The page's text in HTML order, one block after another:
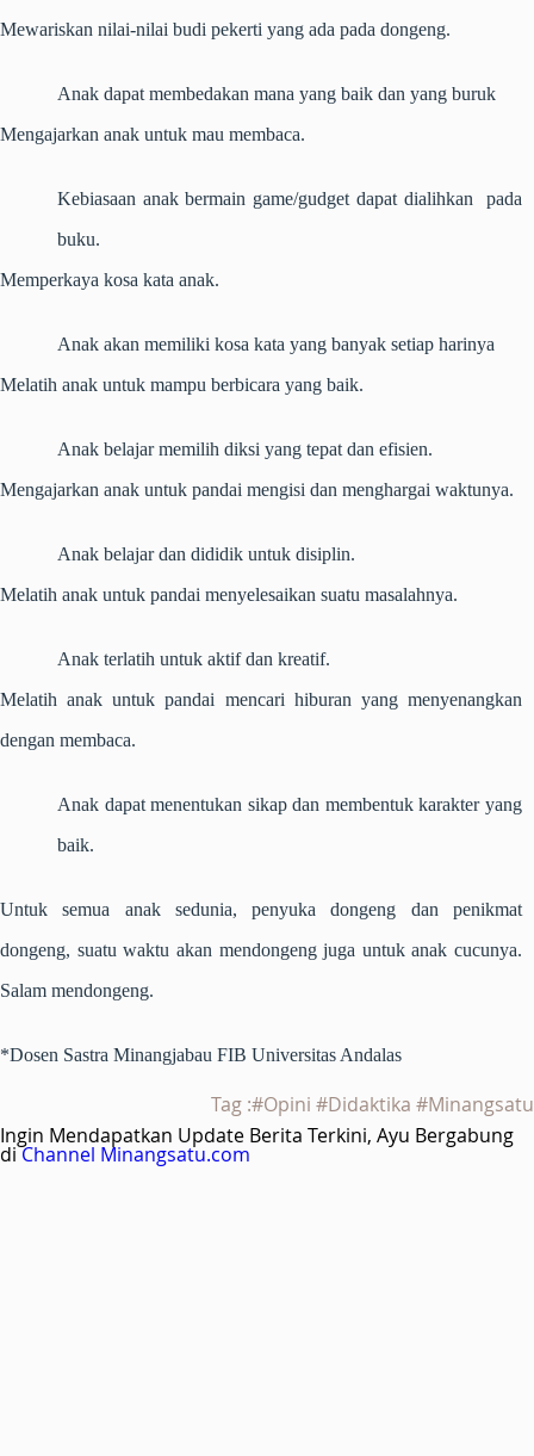
Mewariskan nilai-nilai budi pekerti yang ada pada dongeng.
Anak dapat membedakan mana yang baik dan yang buruk
Mengajarkan anak untuk mau membaca.
Kebiasaan anak bermain game/gudget dapat dialihkan pada
buku.
Memperkaya kosa kata anak.
Anak akan memiliki kosa kata yang banyak setiap harinya
Melatih anak untuk mampu berbicara yang baik.
Anak belajar memilih diksi yang tepat dan efisien.
Mengajarkan anak untuk pandai mengisi dan menghargai waktunya.
Anak belajar dan dididik untuk disiplin.
Melatih anak untuk pandai menyelesaikan suatu masalahnya.
Anak terlatih untuk aktif dan kreatif.
Melatih anak untuk pandai mencari hiburan yang menyenangkan
dengan membaca.
Anak dapat menentukan sikap dan membentuk karakter yang
baik.
Untuk semua anak sedunia, penyuka dongeng dan penikmat
dongeng, suatu waktu akan mendongeng juga untuk anak cucunya.
Salam mendongeng.
*Dosen Sastra Minangjabau FIB Universitas Andalas
Tag :#Opini #Didaktika #Minangsatu
Ingin Mendapatkan Update Berita Terkini, Ayu Bergabung
diChannel Minangsatu.com